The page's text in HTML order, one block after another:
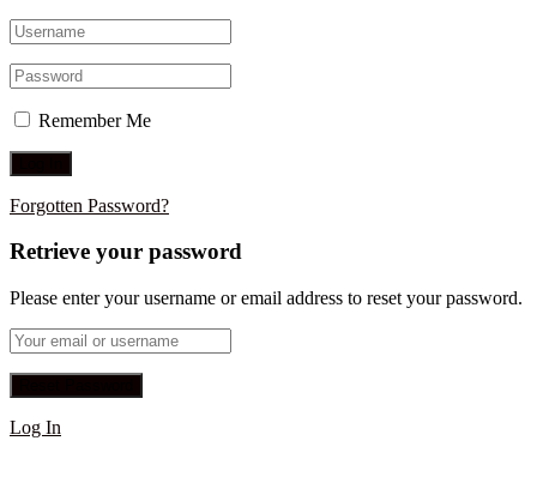
Remember Me
Forgotten Password?
Retrieve your password
Please enter your username or email address to reset your password.
Log In